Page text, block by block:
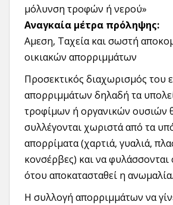
μόλυνση τροφών ή νερού»
Αναγκαία μέτρα πρόληψης:
Αμεση, Ταχεία και σωστή
οικιακών απορριμμάτων
Προσεκτικός διαχωρισμός του
απορριμμάτων δηλαδή τα
τροφίμων ή οργανικών ουσιών
συλλέγονται χωριστά από τα
απορρίματα (χαρτιά, γυαλιά,
κονσέρβες) και να φυλάσσονται
ότου αποκατασταθεί η ανωμαλία.
Η συλλογή απορριμμάτων να